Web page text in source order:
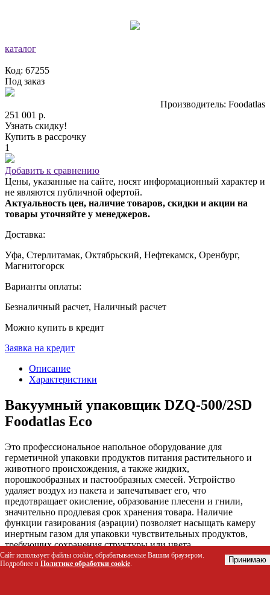
каталог
Код: 67255
Под заказ
Производитель: Foodatlas
251 001 р.
Узнать скидку!
Купить в рассрочку
1
Добавить к сравнению
Цены, указанные на сайте, носят информационный характер и
не являются публичной офертой.
Актуальность цен, наличие товаров, скидки и акции на
товары уточняйте у менеджеров.
Доставка:
Уфа, Стерлитамак, Октябрьский, Нефтекамск, Оренбург,
Магнитогорск
Варианты оплаты:
Безналичный расчет, Наличный расчет
Можно купить в кредит
Заявка на кредит
Описание
Характеристики
Вакуумный упаковщик DZQ-500/2SD
Foodatlas Eco
Это профессиональное напольное оборудование для
герметичной упаковки продуктов питания растительного и
животного происхождения, а также жидких,
порошкообразных и пастообразных смесей. Устройство
удаляет воздух из пакета и запечатывает его, что
предотвращает окисление, образование плесени и гнили,
значительно продлевая срок хранения товара. Наличие
функции газирования (аэрации) позволяет насыщать камеру
инертным газом для упаковки чувствительных продуктов,
требующих сохранения структуры или цвета.
Кому подойдет этот товар
Сайт использует файлы cookie, обрабатываемые Вашим браузером.
Подробнее в Политике обработки cookie. Принимаю